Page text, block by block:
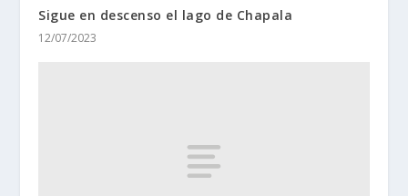
Sigue en descenso el lago de Chapala
12/07/2023